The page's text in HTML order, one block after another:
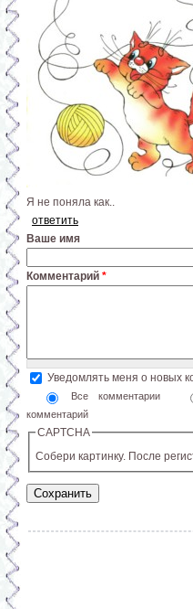
Я не поняла как..
ответить
Ваше имя
Комментарий *
Уведомлять меня о новых
Все комментарии
комментарий
CAPTCHA
Собери картинку. После